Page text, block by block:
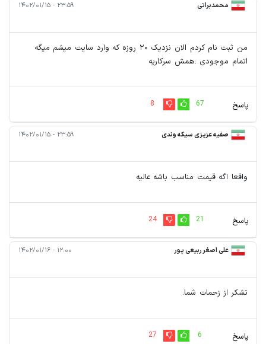
محمدبراتی ۲۳:۵۹ - ۱۴۰۲/۰۱/۱۵
من ثبت نام کردم الان نزدیک ۲۰ روزه که وارد سایت میشم میگه
اتمام موجودی .همش سرکاریه
پاسخ 67
8
صفیه عزیزی سیکه وندی ۲۳:۵۹ - ۱۴۰۲/۰۱/۱۵
واقعا اگه قیمت مناسب باشه عالیه
پاسخ 21
24
علی اصغر ربیعی پور ۱۲:۰۰ - ۱۴۰۲/۰۱/۱۶
تشکر از زحمات شما.
پاسخ 6
27